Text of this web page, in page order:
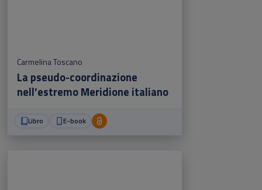
Carmelina Toscano
La pseudo-coordinazione
nell’estremo Meridione italiano
Libro E-book